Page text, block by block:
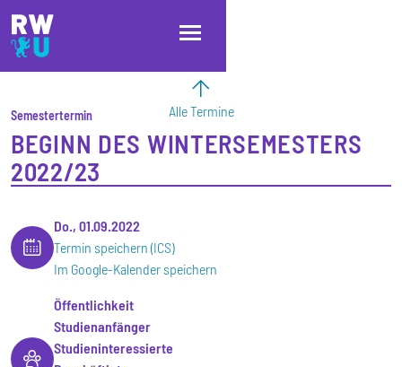
Direkt zum Inhalt
Direkt zur Hauptnavigation
Direkt zum Fußbereich
Alle Termine
Semestertermin
BEGINN DES WINTERSEMESTERS
2022/23
Do., 01.09.2022
Termin speichern (ICS)
Im Google-Kalender speichern
Öffentlichkeit
Studienanfänger
Studieninteressierte